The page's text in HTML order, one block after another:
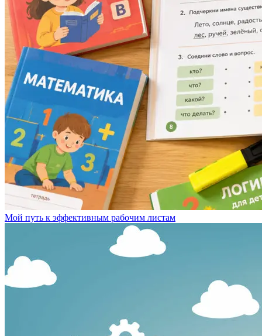
Мой путь к эффективным рабочим листам